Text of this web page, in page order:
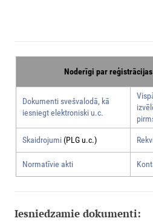
Noderīgi par
Dokumenti svešvalodā, kā
iesniegt elektroniski u.c.
Skaidrojumi(PLG u.c.)
Normatīvie akti
Iesniedzamie dokumenti: